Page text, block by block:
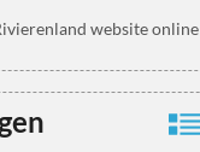
website online